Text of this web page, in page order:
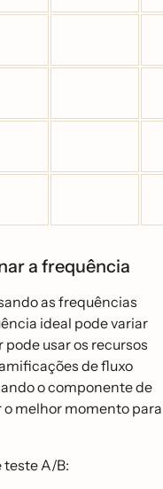
a frequência
as frequências
ideal pode variar
usar os recursos
de fluxo
o componente de
melhor momento para
teste A/B: